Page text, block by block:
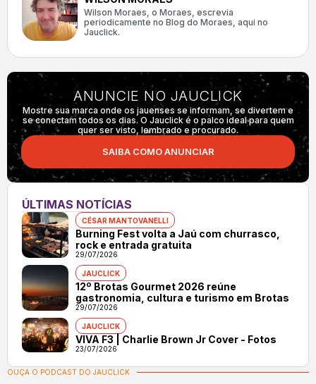
Wilson Moraes, o Moraes, escrevia
periodicamente no Blog do Moraes, aqui no
Jauclick.
ANUNCIE NO JAUCLICK
Mostre sua marca onde os jauenses se informam, se divertem e
se conectam todos os dias. O Jauclick é o palco ideal para quem
quer ser visto, lembrado e procurado.
SAIBA COMO ANUNCIAR
ÚLTIMAS NOTÍCIAS
CÉSAR MANTOVANELLI
Burning Fest volta a Jaú com churrasco,
rock e entrada gratuita
29/07/2026
JAUCLICK
12º Brotas Gourmet 2026 reúne
gastronomia, cultura e turismo em Brotas
29/07/2026
JAUCLICK
VIVA F3 | Charlie Brown Jr Cover - Fotos
23/07/2026
OUÇA O PODCAST DO JAUCLICK